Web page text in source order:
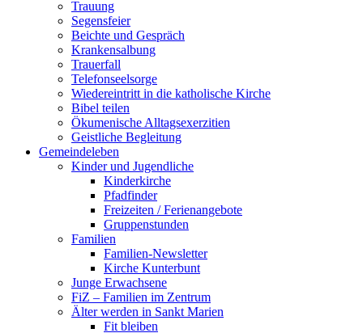
Trauung
Segensfeier
Beichte und Gespräch
Krankensalbung
Trauerfall
Telefonseelsorge
Wiedereintritt in die katholische Kirche
Bibel teilen
Ökumenische Alltagsexerzitien
Geistliche Begleitung
Gemeindeleben
Kinder und Jugendliche
Kinderkirche
Pfadfinder
Freizeiten / Ferienangebote
Gruppenstunden
Familien
Familien-Newsletter
Kirche Kunterbunt
Junge Erwachsene
FiZ – Familien im Zentrum
Älter werden in Sankt Marien
Fit bleiben